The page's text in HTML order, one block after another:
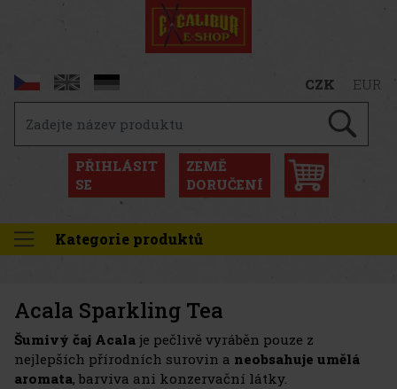
CZK EUR
PŘIHLÁSIT
SE
ZEMĚ
DORUČENÍ
Kategorie produktů
Acala Sparkling Tea
Šumivý čaj Acala je pečlivě vyráběn pouze z
nejlepších přírodních surovin a neobsahuje umělá
aromata, barviva ani konzervační látky.